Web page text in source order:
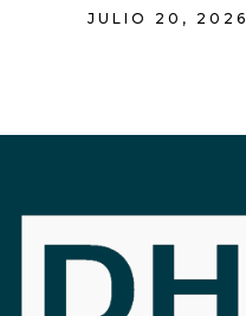
JULIO 20, 2026